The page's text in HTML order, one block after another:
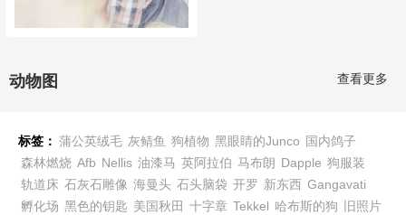
查看更多
动物图
标签： 蒲公英绒毛 灰鲭鱼 狗植物 黑眼睛的Junco 国内鸽子
森林燃烧 Afb Nellis 油漆马 英阿拉伯 马布朗 Dapple 狗服装
轨道床 石灰石雕像 海曼头 石头脑袋 开罗 新东西 Gangavati
孵化场 黑色的钥匙 美国秋田 十字章 Tekkel 哈布斯的狗
旧照片